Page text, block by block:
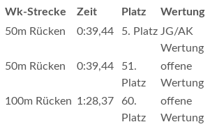
Wk-Strecke Zeit Platz
Wertung
50m Rücken 0:39,44 5. Platz JG/AK
Wertung
50m Rücken
0:39,44
51.
Platz
offene
Wertung
100m Rücken 1:28,37
60.
Platz
offene
Wertung